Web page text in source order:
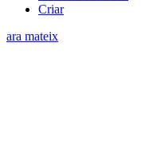
Criar
ara mateix